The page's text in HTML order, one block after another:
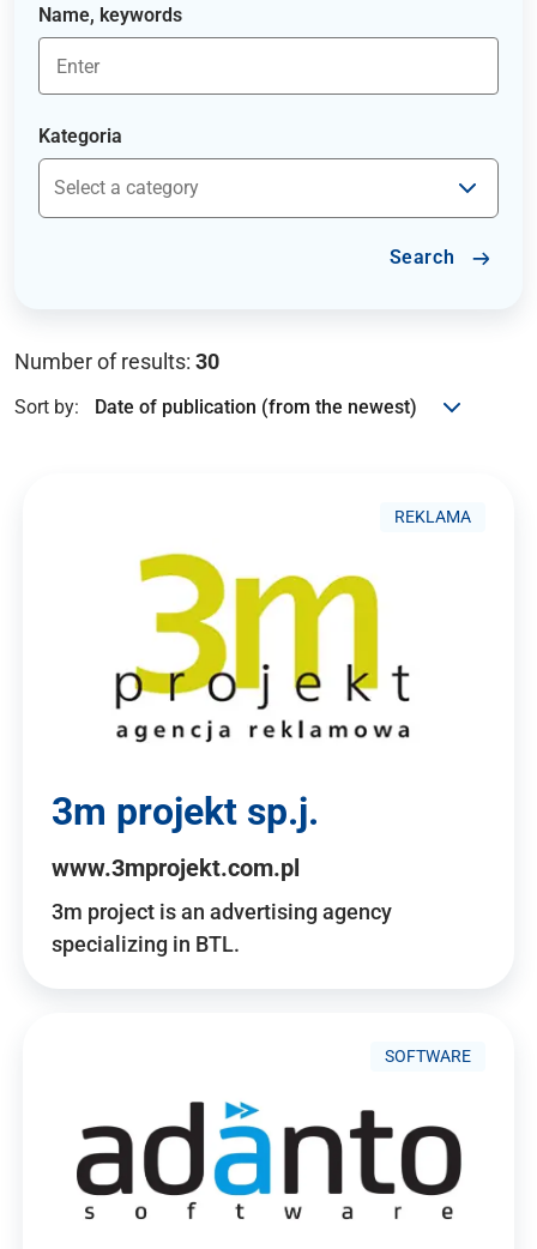
Name, keywords
Kategoria
Search
Number of results: 30
Sort by:
REKLAMA
3m projekt sp.j.
www.3mprojekt.com.pl
3m project is an advertising agency
specializing in BTL.
SOFTWARE